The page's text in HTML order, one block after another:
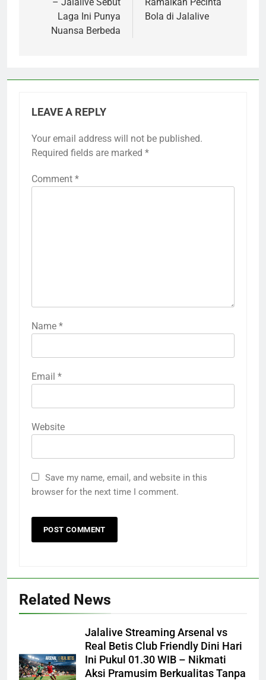
Laga Ini Punya
Nuansa Berbeda
Bola di Jalalive
LEAVE A REPLY
Your email address will not be published.
Required fields are marked *
Comment *
Name *
Email *
Website
Save my name, email, and website in this
browser for the next time I comment.
Related News
Jalalive Streaming Arsenal vs
Real Betis Club Friendly Dini Hari
Ini Pukul 01.30 WIB – Nikmati
Aksi Pramusim Berkualitas Tanpa